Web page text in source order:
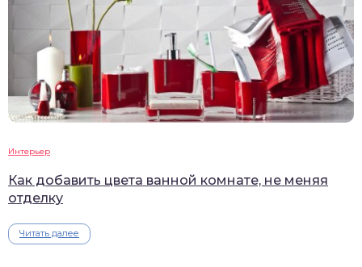
Интерьер
Как добавить цвета ванной комнате, не меняя
отделку
Читать далее